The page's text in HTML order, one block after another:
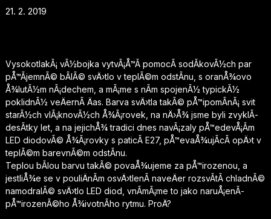
21. 2. 2019
VysokotlakÃ¡ vÃ½bojka vytvÃ¡Å™Ã­ pomocÃ­ sodÃ­kovÃ½ch par
pÅ™Ã­jemnÃ© bÃ­lÃ© svÄ›tlo v teplÃ©m odstÃ­nu, s oranÅ¾ovo
Å¾lutÃ½m nÃ¡dechem, a mÃ¡me s nÃ­m spojenÃ½ typickÃ½
poklidnÃ½ veÄernÃ­ Äas. Barva svÄ›tla takÃ© pÅ™ipomÃ­nÃ¡ svit
starÃ½ch vlÃ¡knovÃ½ch Å¾Ã¡rovek, na nÄ›Å¾ jsme byli zvyklÃ­
desÃ­tky let, a na jejichÅ¾ tradici dnes navÃ¡zaly pÅ™edevÅ¡Ã­m
LED diodovÃ© Å¾Ã¡rovky s paticÃ­ E27, pÅ™evaÅ¾ujÃ­cÃ­ opÄ›t v
teplÃ©m barevnÃ©m odstÃ­nu.
Teplou bÃ­lou barvu takÃ© povaÅ¾ujeme za pÅ™irozenou, a
jestliÅ¾e se v pouliÄnÃ­m osvÄ›tlenÃ­ naveÄer rozsvÃ­tÃ­ chladnÃ©
namodralÃ© svÄ›tlo LED diod, vnÃ­mÃ¡me to jako naruÅ¡enÃ­
pÅ™irozenÃ©ho Å¾ivotnÃ­ho rytmu. ProÄ?